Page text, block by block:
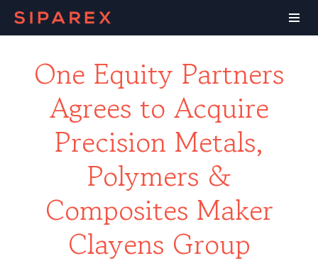
One Equity Partners
Agrees to Acquire
Precision Metals,
Polymers &
Composites Maker
Clayens Group